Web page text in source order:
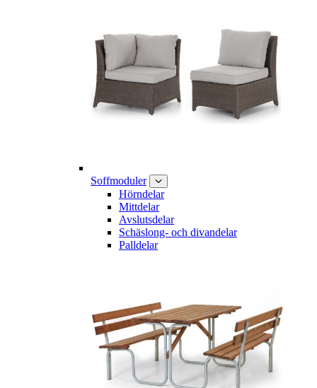
Soffmoduler
Hörndelar
Mittdelar
Avslutsdelar
Schäslong- och divandelar
Palldelar